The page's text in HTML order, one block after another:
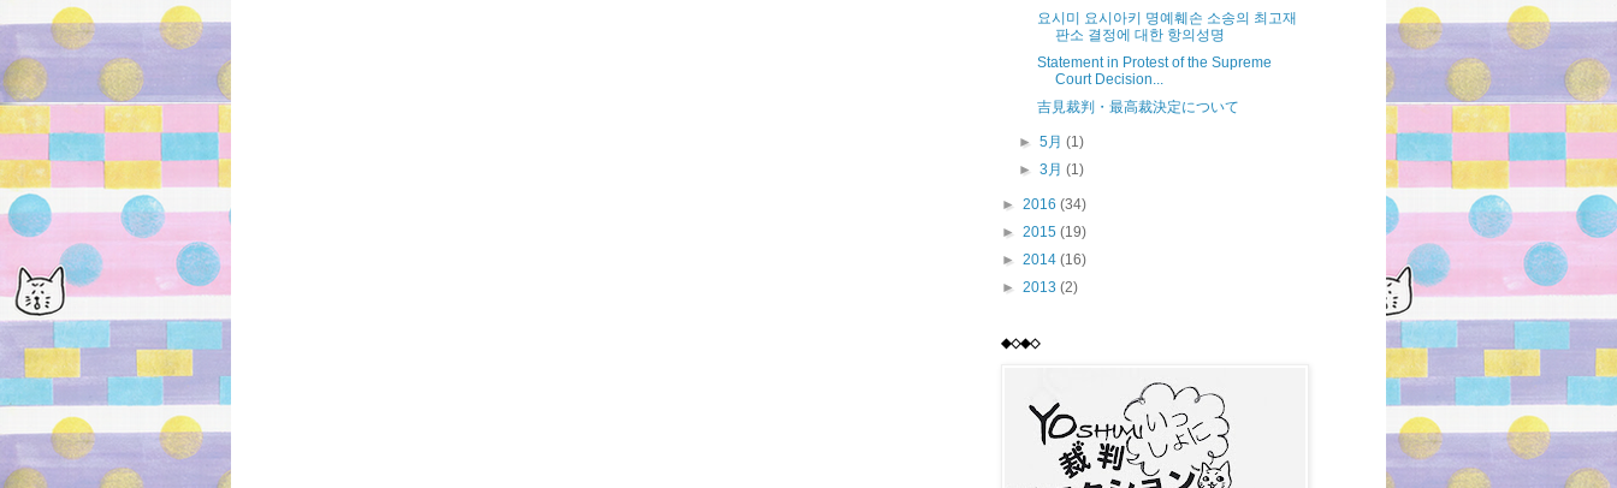
요시미 요시아키 명예훼손 소송의 최고재
판소 결정에 대한 항의성명
Statement in Protest of the Supreme
Court Decision...
吉見裁判・最高裁決定について
►5月(1)
►3月(1)
► 2016 (34)
► 2015 (19)
► 2014 (16)
► 2013 (2)
◆◇◆◇